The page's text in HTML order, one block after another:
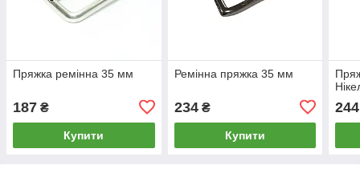
Пряжка ремінна 35 мм
187 ₴
Купити
Ремінна пряжка 35 мм
234₴
Купити
244